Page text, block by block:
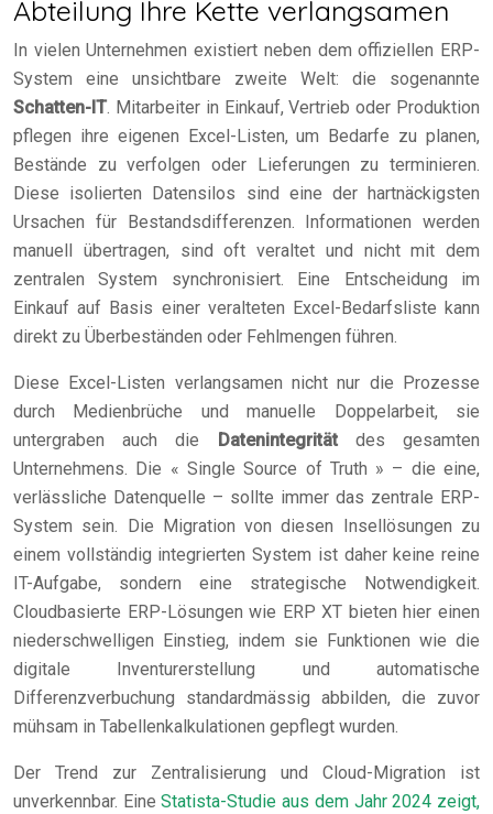
Abteilung Ihre Kette verlangsamen
In vielen Unternehmen existiert neben dem offiziellen ERP-
System eine unsichtbare zweite Welt: die sogenannte
Schatten-IT. Mitarbeiter in Einkauf, Vertrieb oder Produktion
pflegen ihre eigenen Excel-Listen, um Bedarfe zu planen,
Bestände zu verfolgen oder Lieferungen zu terminieren.
Diese isolierten Datensilos sind eine der hartnäckigsten
Ursachen für Bestandsdifferenzen. Informationen werden
manuell übertragen, sind oft veraltet und nicht mit dem
zentralen System synchronisiert. Eine Entscheidung im
Einkauf auf Basis einer veralteten Excel-Bedarfsliste kann
direkt zu Überbeständen oder Fehlmengen führen.
Diese Excel-Listen verlangsamen nicht nur die Prozesse
durch Medienbrüche und manuelle Doppelarbeit, sie
untergraben auch die Datenintegritätdes gesamten
Unternehmens. Die « Single Source of Truth » – die eine,
verlässliche Datenquelle – sollte immer das zentrale ERP-
System sein. Die Migration von diesen Insellösungen zu
einem vollständig integrierten System ist daher keine reine
IT-Aufgabe, sondern eine strategische Notwendigkeit.
Cloudbasierte ERP-Lösungen wie ERP XT bieten hier einen
niederschwelligen Einstieg, indem sie Funktionen wie die
digitale Inventurerstellung und automatische
Differenzverbuchung standardmässig abbilden, die zuvor
mühsam in Tabellenkalkulationen gepflegt wurden.
Der Trend zur Zentralisierung und Cloud-Migration ist
unverkennbar. EineStatista-Studie aus dem Jahr 2024 zeigt,